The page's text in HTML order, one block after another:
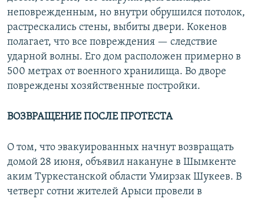
неповрежденным, но внутри обрушился потолок,
растрескались стены, выбиты двери. Кокенов
полагает, что все повреждения — следствие
ударной волны. Его дом расположен примерно в
500 метрах от военного хранилища. Во дворе
повреждены хозяйственные постройки.
ВОЗВРАЩЕНИЕ ПОСЛЕ ПРОТЕСТА
О том, что эвакуированных начнут возвращать
домой 28 июня, объявил накануне в Шымкенте
аким Туркестанской области Умирзак Шукеев. В
четверг сотни жителей Арыси провели в